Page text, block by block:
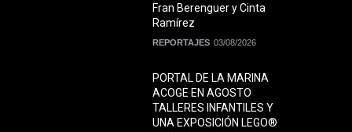
Fran Berenguer y Cinta
Ramírez
REPORTAJES 03/08/2026
PORTAL DE LA MARINA
ACOGE EN AGOSTO
TALLERES INFANTILES Y
UNA EXPOSICIÓN LEGO®